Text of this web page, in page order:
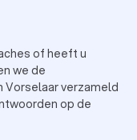
of heeft u
we de
verzameld
op de